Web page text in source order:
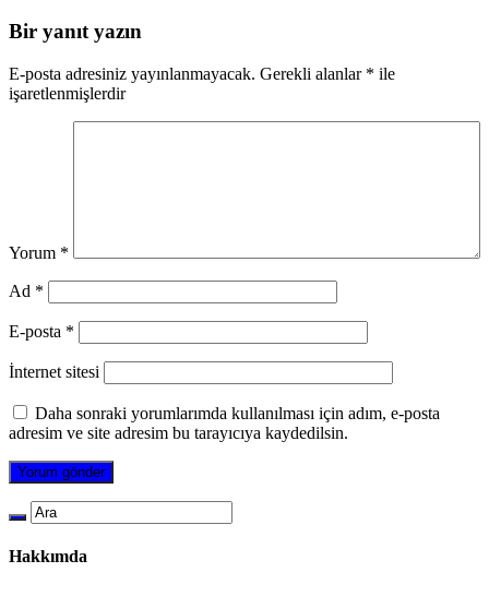
Bir yanıt yazın
E-posta adresiniz yayınlanmayacak. Gerekli alanlar * ile
işaretlenmişlerdir
Yorum *
Ad *
E-posta *
İnternet sitesi
Daha sonraki yorumlarımda kullanılması için adım, e-posta
adresim ve site adresim bu tarayıcıya kaydedilsin.
Hakkımda